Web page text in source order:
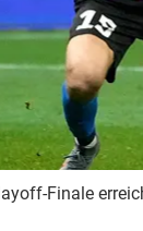
Finale